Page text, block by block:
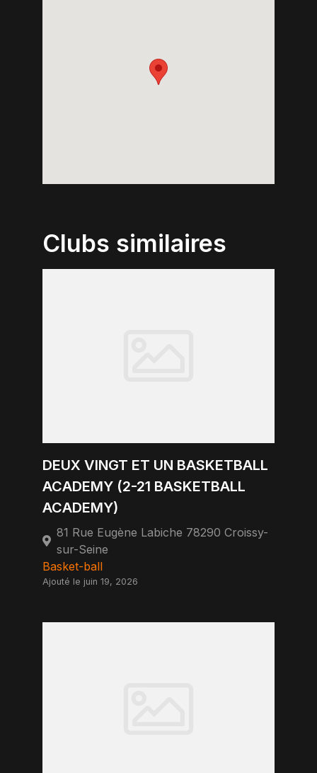
Clubs similaires
DEUX VINGT ET UN BASKETBALL
ACADEMY (2-21 BASKETBALL
ACADEMY)
81 Rue Eugène Labiche 78290 Croissy-
sur-Seine
Basket-ball
Ajouté le juin 19, 2026